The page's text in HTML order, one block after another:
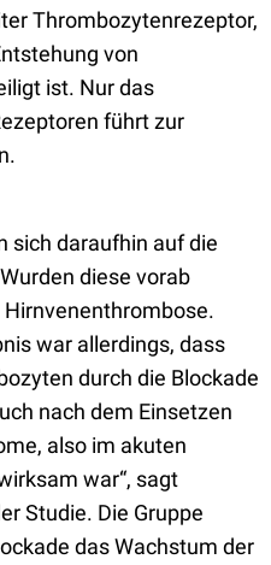
Thrombozytenrezeptor,
von
ist. Nur das
führt zur
sich daraufhin auf die
diese vorab
war allerdings, dass
durch die Blockade
nach dem Einsetzen
also im akuten
war“, sagt
Studie. Die Gruppe
das Wachstum der